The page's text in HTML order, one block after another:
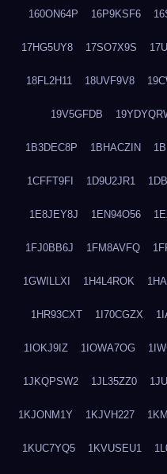
160ON64P 16P9KSF6
17HG5UY8 17SO7X9S
18FL2H11 18UVF9V8
19V5GFDB
1B3DEC8P 1BHACZIN
1CFFT9FI 1D9U2JR1
1E8JEY8J 1EN94O56
1FJ0BB6J 1FM8AVFQ
1GWILLXI 1H4L4ROK
1HR93CXT 1I70CGZX
1IOKJ9IZ 1IOWA7OG
1JKQPSW2 1JL35ZZ0
1KJONM1Y 1KJVH227
1KUC7YQ5 1KVUSEU1